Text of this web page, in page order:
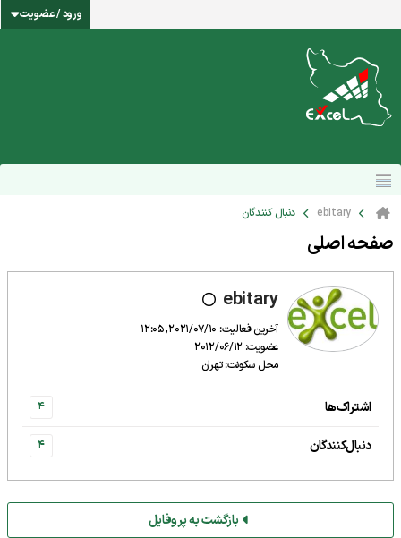
ورود / عضویت
ebitary دنبال کنندگان
صفحه اصلی
ebitary
آخرین فعالیت: 2021/07/10, 12:05
عضویت: 2012/06/12
محل سکونت: تهران
اشتراک‌ها 4
دنبال‌کنندگان 4
بازگشت به پروفایل